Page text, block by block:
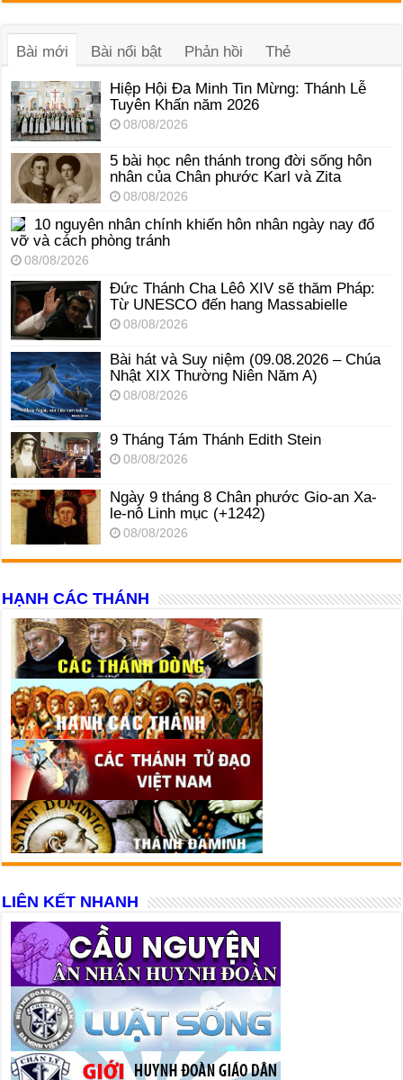
âm
Bài mới
Bài nổi bật Phản hồi Thẻ
Hiệp Hội Đa Minh Tin Mừng: Thánh Lễ
Tuyên Khấn năm 2026
08/08/2026
5 bài học nên thánh trong đời sống hôn
nhân của Chân phước Karl và Zita
08/08/2026
10 nguyên nhân chính khiến hôn nhân ngày nay đổ
vỡ và cách phòng tránh
08/08/2026
Đức Thánh Cha Lêô XIV sẽ thăm Pháp:
Từ UNESCO đến hang Massabielle
08/08/2026
Bài hát và Suy niệm (09.08.2026 – Chúa
Nhật XIX Thường Niên Năm A)
08/08/2026
9 Tháng Tám Thánh Edith Stein
08/08/2026
Ngày 9 tháng 8 Chân phước Gio-an Xa-
le-nô Linh mục (+1242)
08/08/2026
HẠNH CÁC THÁNH
LIÊN KẾT NHANH